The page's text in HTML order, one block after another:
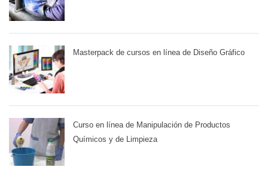
Masterpack de cursos en línea de Diseño Gráfico
Curso en línea de Manipulación de Productos
Químicos y de Limpieza